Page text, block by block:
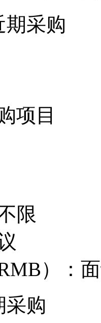
期采购
项目
限
）：
采购